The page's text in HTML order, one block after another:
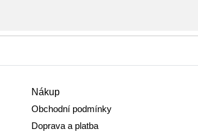
Nákup
Obchodní podmínky
Doprava a platba